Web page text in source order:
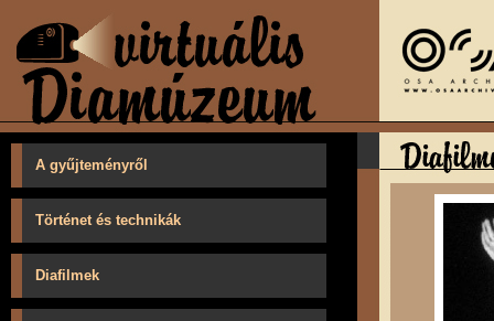
A gyűjteményről
Történet és technikák
Diafilmek